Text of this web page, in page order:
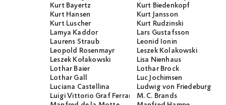
Kurt Bayertz
Kurt Biedenkopf
Kurt Hansen
Kurt Jansson
Kurt Luscher
Kurt Rudzinski
Lamya Kaddor
Lars Gustafsson
Laurens Straub
Leonid Ionin
Leopold Rosenmayr
Leszek Kolakowski
Leszek Kołakowski
Lisa Nienhaus
Lothar Baier
Lothar Brock
Lothar Gall
Luc Jochimsen
Luciana Castellina
Ludwig von Friedeburg
Luigi Vittorio Graf Ferraris
M. C. Brands